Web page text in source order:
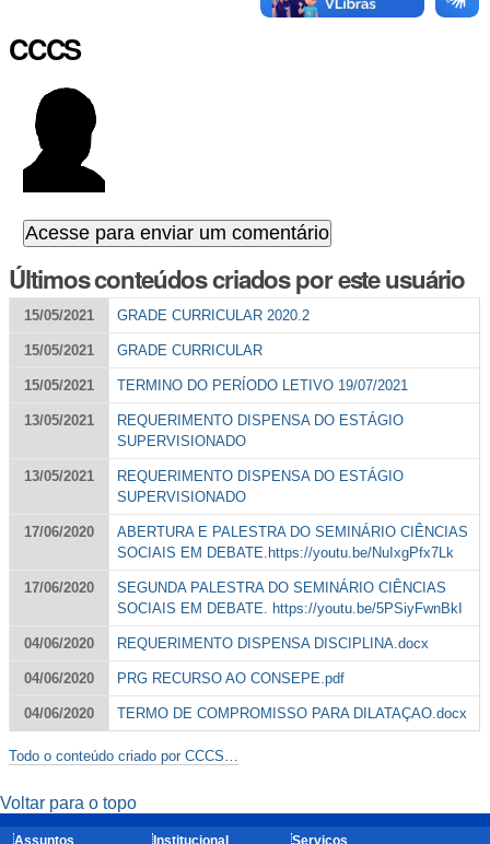
CCCS
Últimos conteúdos criados por este usuário
15/05/2021 GRADE CURRICULAR 2020.2
15/05/2021 GRADE CURRICULAR
15/05/2021 TERMINO DO PERÍODO LETIVO 19/07/2021
13/05/2021
REQUERIMENTO DISPENSA DO ESTÁGIO
SUPERVISIONADO
13/05/2021
REQUERIMENTO DISPENSA DO ESTÁGIO
SUPERVISIONADO
17/06/2020
ABERTURA E PALESTRA DO SEMINÁRIO CIÊNCIAS
SOCIAIS EM DEBATE.https://youtu.be/NuIxgPfx7Lk
17/06/2020
SEGUNDA PALESTRA DO SEMINÁRIO CIÊNCIAS
SOCIAIS EM DEBATE. https://youtu.be/5PSiyFwnBkI
04/06/2020 REQUERIMENTO DISPENSA DISCIPLINA.docx
04/06/2020 PRG RECURSO AO CONSEPE.pdf
04/06/2020 TERMO DE COMPROMISSO PARA DILATAÇAO.docx
Todo o conteúdo criado por CCCS…
Voltar para o topo